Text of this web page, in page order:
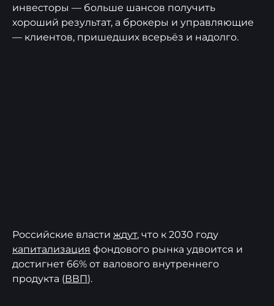
инвесторы — больше шансов получить
хороший результат, а брокеры и управляющие
— клиентов, пришедших всерьёз и надолго.
Российские власти ждут, что к 2030 году
капитализация фондового рынка удвоится и
достигнет 66% от валового внутреннего
продукта (ВВП).